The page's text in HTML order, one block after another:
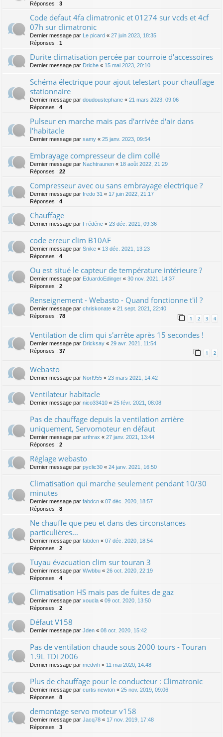
Réponses : 3
Code defaut 4fa climatronic et 01274 sur vcds et 4cf
07h sur climatronic
Dernier message par Le picard « 27 juin 2023, 18:35
Réponses : 1
Durite climatisation percée par courroie d'accessoires
Dernier message par Driche « 15 mai 2023, 20:10
Schéma électrique pour ajout telestart pour chauffage
stationnaire
Dernier message par doudoustephane « 21 mars 2023, 09:06
Réponses : 4
Pulseur en marche mais pas d'arrivée d'air dans
l'habitacle
Dernier message par samy « 25 janv. 2023, 09:54
Embrayage compresseur de clim collé
Dernier message par Nachtraunen « 18 août 2022, 21:29
Réponses : 22
Compresseur avec ou sans embrayage electrique ?
Dernier message par fredo 31 « 17 juin 2022, 21:17
Réponses : 4
Chauffage
Dernier message par Frédéric « 23 déc. 2021, 09:36
code erreur clim B10AF
Dernier message par Snike « 13 déc. 2021, 13:23
Réponses : 4
Ou est situé le capteur de température intérieure ?
Dernier message par EduardoEdinger « 30 nov. 2021, 14:37
Réponses : 2
Renseignement - Webasto - Quand fonctionne t'il ?
Dernier message par chriskonate « 21 sept. 2021, 22:40
Réponses : 78 1 2 3 4
Ventilation de clim qui s'arrête après 15 secondes !
Dernier message par Dricksay « 29 avr. 2021, 11:54
Réponses : 37 1 2
Webasto
Dernier message par Norf955 « 23 mars 2021, 14:42
Ventilateur habitacle
Dernier message par nico33410 « 25 févr. 2021, 08:08
Pas de chauffage depuis la ventilation arrière
uniquement, Servomoteur en défaut
Dernier message par arthrax « 27 janv. 2021, 13:44
Réponses : 2
Réglage webasto
Dernier message par pyclic30 « 24 janv. 2021, 16:50
Climatisation qui marche seulement pendant 10/30
minutes
Dernier message par fabdcn « 07 déc. 2020, 18:57
Réponses : 8
Ne chauffe que peu et dans des circonstances
particulières...
Dernier message par fabdcn « 07 déc. 2020, 18:54
Réponses : 2
Tuyau évacuation clim sur touran 3
Dernier message par Wwbbu « 26 oct. 2020, 22:19
Réponses : 4
Climatisation HS mais pas de fuites de gaz
Dernier message par xoucla « 09 oct. 2020, 13:50
Réponses : 2
Défaut V158
Dernier message par Jden « 08 oct. 2020, 15:42
Pas de ventilation chaude sous 2000 tours - Touran
1.9L TDi 2006
Dernier message par medvih « 11 mai 2020, 14:48
Plus de chauffage pour le conducteur : Climatronic
Dernier message par curtis newton « 25 nov. 2019, 09:06
Réponses : 8
demontage servo moteur v158
Dernier message par Jacq78 « 17 nov. 2019, 17:48
Réponses : 3